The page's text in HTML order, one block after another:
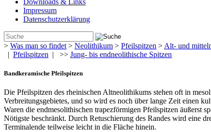
Downloads & Links
Impressum
Datenschutzerklärung
> Was man so findet > Neolithikum > Pfeilspitzen > Alt- und
| Pfeilspitzen | >> Jung- bis endneolithische Spitzen
Bandkeramische Pfeilspitzen
Die Pfeilspitzen des rheinischen Altneolithikums stehen oft in
Verbreitungsgebietes, und so wird es noch über lange Zeit einen
Waren die endmesolithischen trapezförmigen Pfeilspitzen äußerst
Nötigste beschränkt. Durch Retuschierung des Randes wird eine
Terminalende teilweise leicht in die Fläche hinein.